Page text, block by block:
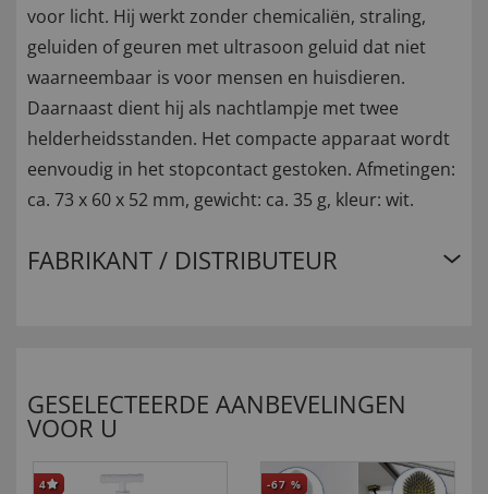
voor licht. Hij werkt zonder chemicaliën, straling,
geluiden of geuren met ultrasoon geluid dat niet
waarneembaar is voor mensen en huisdieren.
Daarnaast dient hij als nachtlampje met twee
helderheidsstanden. Het compacte apparaat wordt
eenvoudig in het stopcontact gestoken. Afmetingen:
ca. 73 x 60 x 52 mm, gewicht: ca. 35 g, kleur: wit.
FABRIKANT / DISTRIBUTEUR
GESELECTEERDE AANBEVELINGEN
VOOR U
4 -67 %